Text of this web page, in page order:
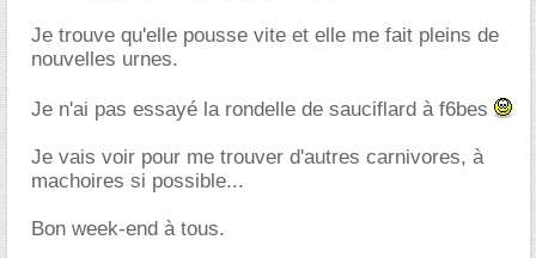
Je trouve qu'elle pousse vite et elle me fait pleins de
nouvelles urnes.
Je n'ai pas essayé la rondelle de sauciflard à f6bes
Je vais voir pour me trouver d'autres carnivores, à
machoires si possible...
Bon week-end à tous.